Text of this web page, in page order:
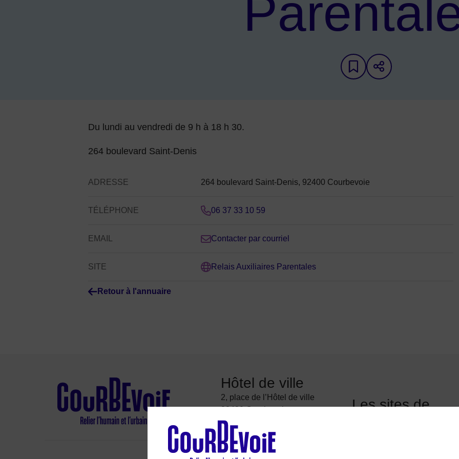
Ajouter aux favoris
Partager sur
Contenu de la fiche d'annuaire
Du lundi au vendredi de 9 h à 18 h 30.
264 boulevard Saint-Denis
ADRESSE 264 boulevard Saint-Denis, 92400 Courbevoie
TÉLÉPHONE 06 37 33 10 59
EMAIL Contacter par courriel
SITE Relais Auxiliaires Parentales
Retour à l'annuaire
Hôtel de ville
2, place de l’Hôtel de ville
92400 Courbevoie
01 71 05 70 00
Écrire à la mairie
Les sites de